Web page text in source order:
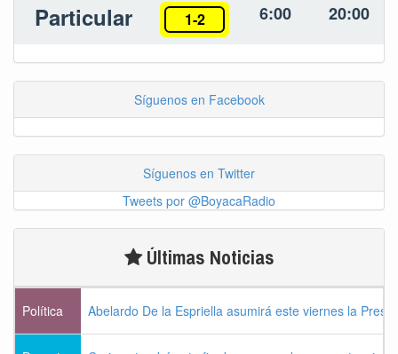
Particular 1-2 6:00 20:00
Síguenos en Facebook
Síguenos en Twitter
Tweets por @BoyacaRadio
Últimas Noticias
Política Abelardo De la Espriella asumirá este viernes la